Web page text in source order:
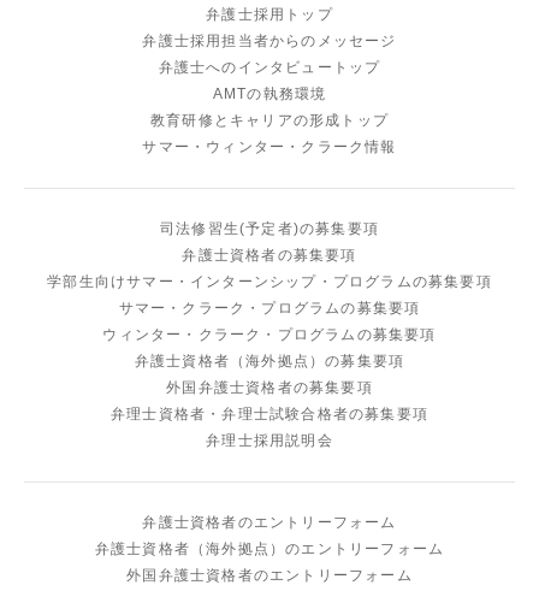
弁護士採用 ト ッ プ
弁護士採用担 当者か らの メ ッ セ ー ジ
弁護士への イ ン タ ビ ュ ー ト ッ プ
AMTの執務環境
教育研修 と キ ャ リ アの形成 ト ッ プ
サ マ ー ・ ウ ィ ン タ ー ・ ク ラ ー ク情報
司法修 習生(予定 者)の募集要項
弁護士資格者の募集要項
学部生 向 けサマ ー ・ イ ン タ ー ン シ ッ プ ・ プロ グラ ムの募集要項
サマ ー ・ ク ラ ー ク ・ プ ロ グラ ムの募集要項
ウ ィ ン タ ー ・ ク ラ ー ク ・ プロ グラ ム の募集要項
弁護士資 格者 （海外拠 点 ）の募 集要項
外国 弁護士資格者の募集要項
弁理士 資格者 ・弁理士試験合 格者の募集要項
弁理 士採用説明 会
弁護士資格者のエントリーフォーム
弁護士資格者（海外拠点）のエントリーフォーム
外国弁護士資格者のエントリーフォーム